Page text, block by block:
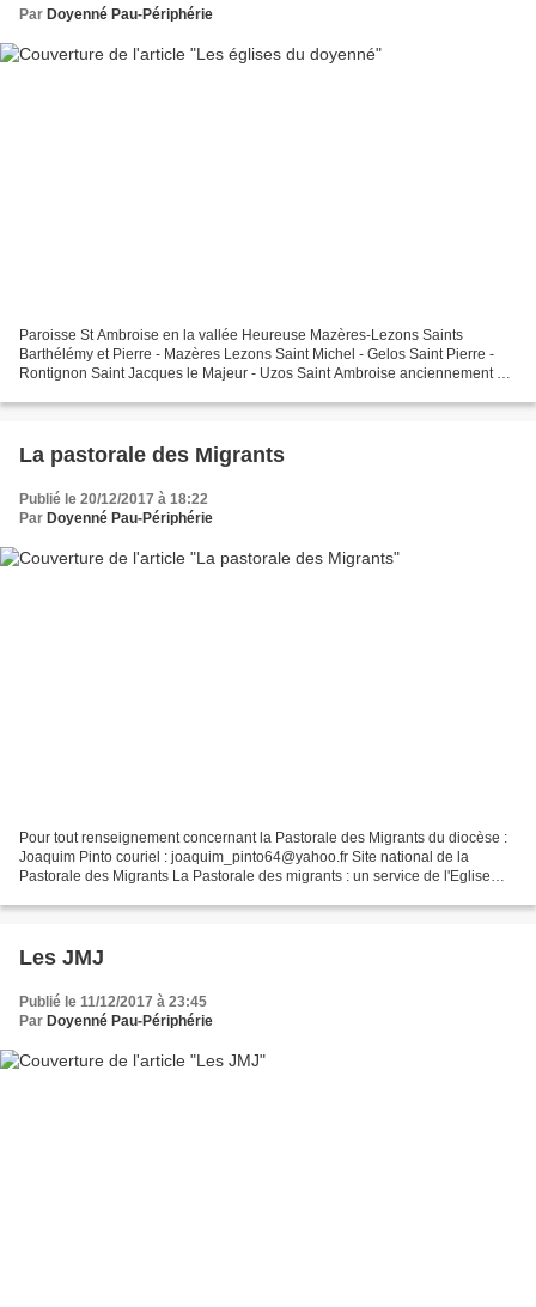
Par Doyenné Pau-Périphérie
Paroisse St Ambroise en la vallée Heureuse Mazères-Lezons Saints
Barthélémy et Pierre - Mazères Lezons Saint Michel - Gelos Saint Pierre -
Rontignon Saint Jacques le Majeur - Uzos Saint Ambroise anciennement St
La pastorale des Migrants
Publié le 20/12/2017 à 18:22
Par Doyenné Pau-Périphérie
Pour tout renseignement concernant la Pastorale des Migrants du diocèse :
Joaquim Pinto couriel : joaquim_pinto64@yahoo.fr Site national de la
Pastorale des Migrants La Pastorale des migrants : un service de l'Eglise
Les JMJ
Publié le 11/12/2017 à 23:45
Par Doyenné Pau-Périphérie